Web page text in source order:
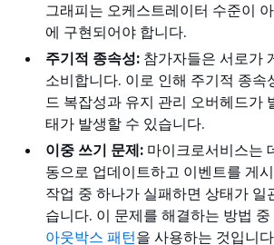
그래피는 오케스트레이터 수준이
에 구현되어야 합니다.
주기적 종속성: 참가자들은 서로가
소비합니다. 이로 인해 주기적 종속
드 복잡성과 유지 관리 오버헤드가
태가 발생할 수 있습니다.
이중 쓰기 문제: 마이크로서비스는
동으로 업데이트하고 이벤트를 게
작업 중 하나가 실패하면 상태가 일
습니다. 이 문제를 해결하는 방법 중
아웃박스 패턴을 사용하는 것입니